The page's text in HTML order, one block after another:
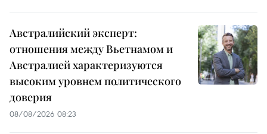
Австралийский эксперт:
отношения между Вьетнамом и
Австралией характеризуются
высоким уровнем политического
доверия
08/08/2026 08:23